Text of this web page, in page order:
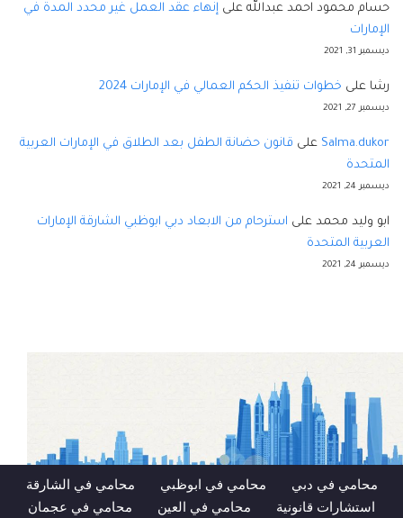
حسام محمود احمد عبدالله على إنهاء عقد العمل غير محدد المدة في
الإمارات
ديسمبر 31, 2021
رشا على خطوات تنفيذ الحكم العمالي في الإمارات 2024
ديسمبر 27, 2021
Salma.dukor على قانون حضانة الطفل بعد الطلاق في الإمارات العربية
المتحدة
ديسمبر 24, 2021
ابو وليد محمد على استرحام من الابعاد دبي ابوظبي الشارقة الإمارات
العربية المتحدة
ديسمبر 24, 2021
محامي في دبي محامي في ابوظبي
محامي في الشارقة
استشارات قانونية
محامي في العين محامي في عجمان